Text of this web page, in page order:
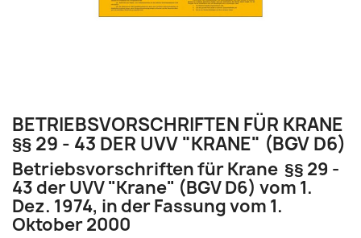
BETRIEBSVORSCHRIFTEN FÜR KRANE
§§ 29 - 43 DER UVV "KRANE" (BGV D6)
Betriebsvorschriften für Krane §§ 29 -
43 der UVV "Krane" (BGV D6) vom 1.
Dez. 1974, in der Fassung vom 1.
Oktober 2000